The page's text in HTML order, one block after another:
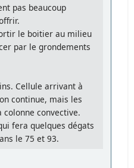
pas beaucoup
le boitier au milieu
par le grondements
Cellule arrivant à
continue, mais les
convective.
fera quelques dégats
le 75 et 93.